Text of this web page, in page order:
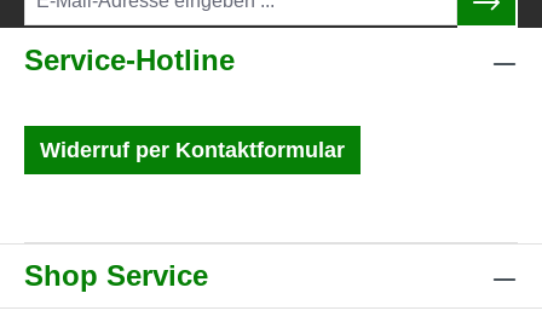
Service-Hotline
Widerruf per Kontaktformular
Shop Service